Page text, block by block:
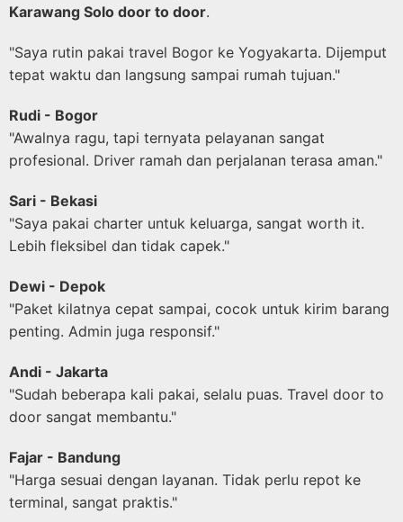
Karawang Solo door to door.
"Saya rutin pakai travel Bogor ke Yogyakarta. Dijemput
tepat waktu dan langsung sampai rumah tujuan."
Rudi - Bogor
"Awalnya ragu, tapi ternyata pelayanan sangat
profesional. Driver ramah dan perjalanan terasa aman."
Sari - Bekasi
"Saya pakai charter untuk keluarga, sangat worth it.
Lebih fleksibel dan tidak capek."
Dewi - Depok
"Paket kilatnya cepat sampai, cocok untuk kirim barang
penting. Admin juga responsif."
Andi - Jakarta
"Sudah beberapa kali pakai, selalu puas. Travel door to
door sangat membantu."
Fajar - Bandung
"Harga sesuai dengan layanan. Tidak perlu repot ke
terminal, sangat praktis."